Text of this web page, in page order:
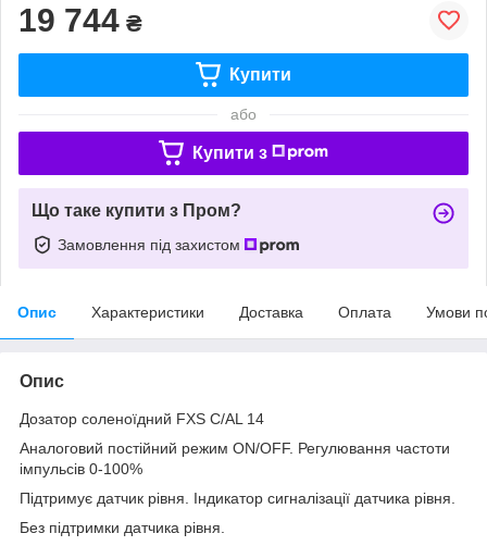
19 744 ₴
Купити
або
Купити з
Що таке купити з Пром?
Замовлення під захистом
Опис Характеристики Доставка Оплата Умови
Опис
Дозатор соленоїдний FXS C/AL 14
Аналоговий постійний режим ON/OFF. Регулювання частоти
імпульсів 0-100%
Підтримує датчик рівня. Індикатор сигналізації датчика рівня.
Без підтримки датчика рівня.